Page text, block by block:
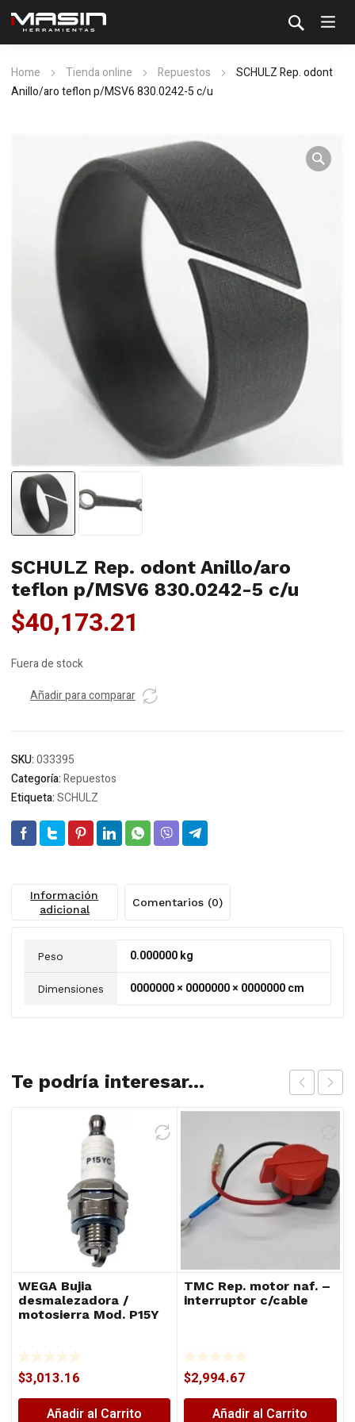
Home Tienda online Repuestos
SCHULZ Rep. odont
Anillo/aro teflon p/MSV6 830.0242-5 c/u
SCHULZ Rep. odont Anillo/aro
teflon p/MSV6 830.0242-5 c/u
$40,173.21
Fuera de stock
Añadir para comparar
SKU:033395
Categoría:Repuestos
Etiqueta:SCHULZ
Información
adicional
Comentarios (0)
Peso 0.000000 kg
Dimensiones 0000000 × 0000000 × 0000000 cm
Te podría interesar...
WEGA Bujia
desmalezadora /
motosierra Mod. P15Y
$3,013.16
Añadir al Carrito
TMC Rep. motor naf. –
interruptor c/cable
$2,994.67
Añadir al Carrito